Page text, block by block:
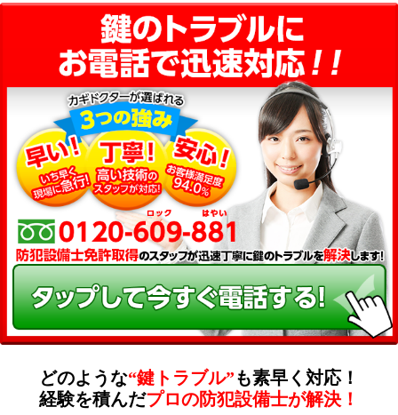
どのような“鍵トラブル”も素早く対応！
経験を積んだプロの防犯設備士が解決！